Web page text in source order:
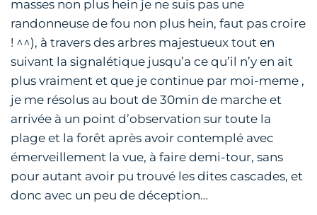
masses non plus hein je ne suis pas une
randonneuse de fou non plus hein, faut pas croire
! ^^), à travers des arbres majestueux tout en
suivant la signalétique jusqu’a ce qu’il n’y en ait
plus vraiment et que je continue par moi-meme ,
je me résolus au bout de 30min de marche et
arrivée à un point d’observation sur toute la
plage et la forêt après avoir contemplé avec
émerveillement la vue, à faire demi-tour, sans
pour autant avoir pu trouvé les dites cascades, et
donc avec un peu de déception…